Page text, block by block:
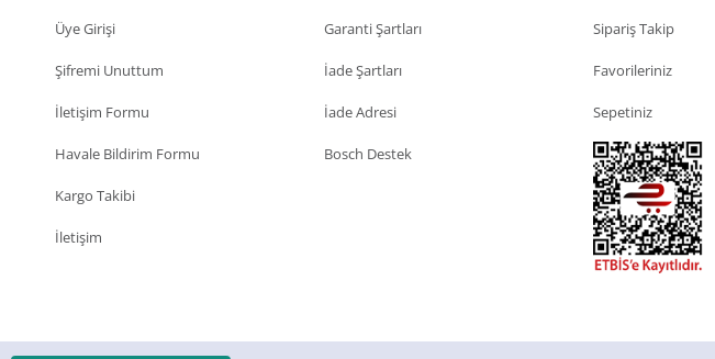
Üye Girişi
Şifremi Unuttum
İletişim Formu
Havale Bildirim Formu
Kargo Takibi
İletişim
Garanti Şartları
İade Şartları
İade Adresi
Bosch Destek
Sipariş Takip
Favorileriniz
Sepetiniz